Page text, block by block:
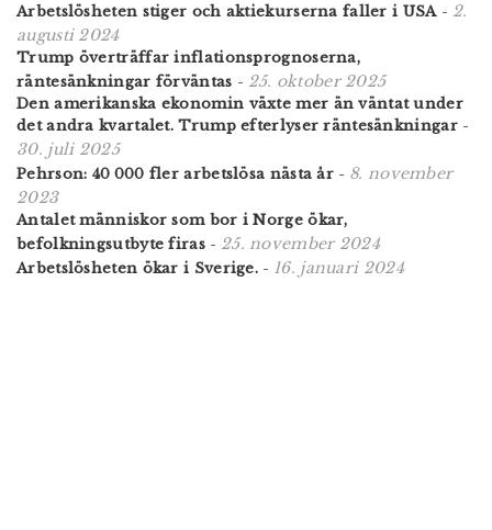
Arbetslösheten stiger och aktiekurserna faller i USA- 2.
augusti 2024
Trump överträffar inflationsprognoserna,
räntesänkningar förväntas - 25. oktober 2025
Den amerikanska ekonomin växte mer än väntat under
det andra kvartalet. Trump efterlyser räntesänkningar-
30. juli 2025
Pehrson: 40 000 fler arbetslösa nästa år - 8. november
2023
Antalet människor som bor i Norge ökar,
befolkningsutbyte firas- 25. november 2024
Arbetslösheten ökar i Sverige. - 16. januari 2024